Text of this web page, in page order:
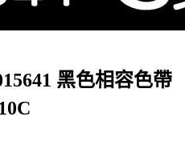
黑色相容色帶